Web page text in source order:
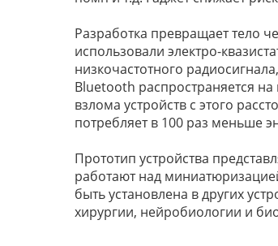
Разработка превращает тело
использовали электро-
низкочастотного
Bluetooth распространяется на
взлома устройств с этого
потребляет в 100 раз меньше
Прототип устройства
работают над
быть установлена в других
хирургии, нейробиологии и